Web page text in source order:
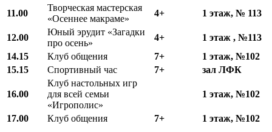
11.00
Творческая мастерская
«Осеннее макраме»
4+ 1 этаж, № 113
12.00
Юный эрудит «Загадки
про осень»
4+
1 этаж , №113
14.15
Клуб общения 7+
1 этаж, №102
15.15
Спортивный час 7+ зал ЛФК
16.00
Клуб настольных игр
для всей семьи
«Игрополис»
1 этаж, №102
17.00 Клуб общения 7+ 1 этаж, №102